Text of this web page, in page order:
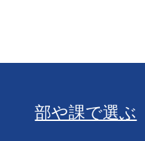
部や課で選ぶ